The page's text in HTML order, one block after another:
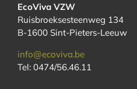
EcoViva VZW
Ruisbroeksesteenweg 134
B-1600 Sint-Pieters-Leeuw
info@ecoviva.be
Tel: 0474/56.46.11